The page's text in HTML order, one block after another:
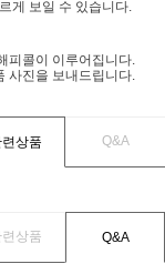
게 보일 수 있습니다.
피콜이 이루어집니다.
사진을 보내드립니다.
련상품 Q&A
련상품 Q&A